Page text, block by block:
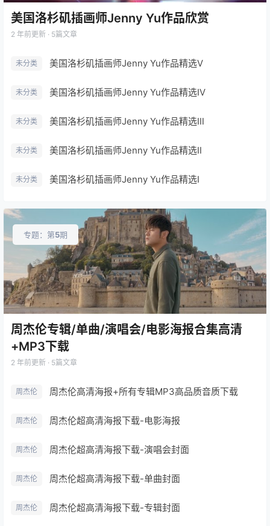
美国洛杉矶插画师Jenny Yu作品欣赏
2 年前更新 · 5篇文章
未分类 美国洛杉矶插画师Jenny Yu作品精选Ⅴ
未分类 美国洛杉矶插画师Jenny Yu作品精选Ⅳ
未分类 美国洛杉矶插画师Jenny Yu作品精选Ⅲ
未分类 美国洛杉矶插画师Jenny Yu作品精选Ⅱ
未分类 美国洛杉矶插画师Jenny Yu作品精选Ⅰ
专题：第5期
周杰伦专辑/单曲/演唱会/电影海报合集高清
+MP3下载
2 年前更新 · 5篇文章
周杰伦 周杰伦高清海报+所有专辑MP3高品质音质下载
周杰伦 周杰伦超高清海报下载-电影海报
周杰伦 周杰伦超高清海报下载-演唱会封面
周杰伦 周杰伦超高清海报下载-单曲封面
周杰伦 周杰伦超高清海报下载-专辑封面